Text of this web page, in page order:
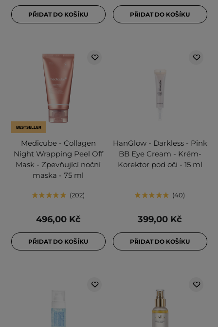
PŘIDAT DO KOŠÍKU PŘIDAT DO KOŠÍKU
BESTSELLER
Medicube - Collagen
Night Wrapping Peel Off
Mask - Zpevňující noční
maska - 75 ml
202
496,00 Kč
PŘIDAT DO KOŠÍKU
HanGlow - Darkless - Pink
BB Eye Cream - Krém-
Korektor pod oči - 15 ml
40
399,00 Kč
PŘIDAT DO KOŠÍKU